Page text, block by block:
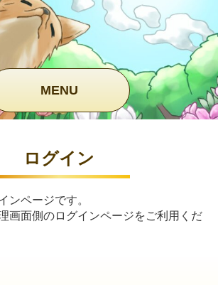
MENU
ログイン
ンページです。
画面側のログインページをご利用くだ